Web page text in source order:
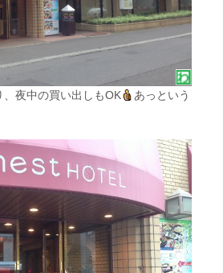
夜中の買い出しもOK
あっという